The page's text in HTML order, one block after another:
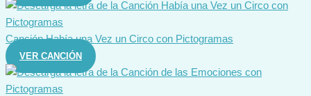
Canción Había una Vez un Circo con Pictogramas
VER CANCIÓN